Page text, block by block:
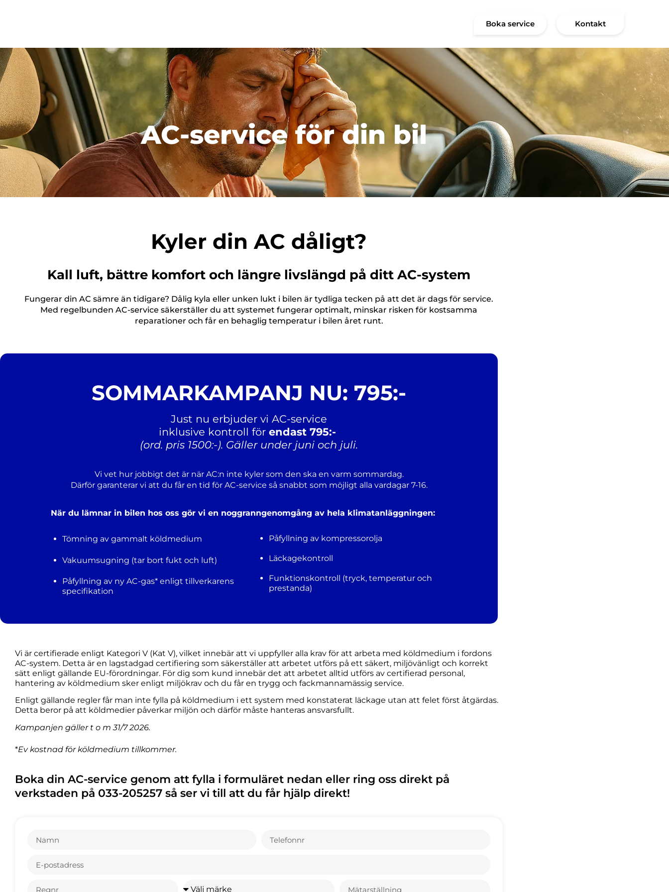
Boka service Kontakt
AC-service för din bil
Kyler din AC dåligt?
Kall luft, bättre komfort och längre livslängd på ditt AC‑system
Fungerar din AC sämre än tidigare? Dålig kyla eller unken lukt i bilen är tydliga tecken på att det är dags för service.
Med regelbunden AC‑service säkerställer du att systemet fungerar optimalt, minskar risken för kostsamma
reparationer och får en behaglig temperatur i bilen året runt.
SOMMARKAMPANJ NU: 795:-
Just nu erbjuder vi AC-service
inklusive kontroll för endast 795:-
(ord. pris 1500:-). Gäller under juni och juli.
Vi vet hur jobbigt det är när AC:n inte kyler som den ska en varm sommardag.
Därför garanterar vi att du får en tid för AC-service så snabbt som möjligt alla vardagar 7-16.
När du lämnar in bilen hos oss gör vi en noggranngenomgång av hela klimatanläggningen:
Tömning av gammalt köldmedium
Vakuumsugning (tar bort fukt och luft)
Påfyllning av ny AC‑gas* enligt tillverkarens
specifikation
Påfyllning av kompressorolja
Läckagekontroll
Funktionskontroll (tryck, temperatur och
prestanda)
Vi är certifierade enligt Kategori V (Kat V), vilket innebär att vi uppfyller alla krav för att arbeta med köldmedium i fordons
AC‑system. Detta är en lagstadgad certifiering som säkerställer att arbetet utförs på ett säkert, miljövänligt och korrekt
sätt enligt gällande EU‑förordningar. För dig som kund innebär det att arbetet alltid utförs av certifierad personal,
hantering av köldmedium sker enligt miljökrav och du får en trygg och fackmannamässig service.
Enligt gällande regler får man inte fylla på köldmedium i ett system med konstaterat läckage utan att felet först åtgärdas.
Detta beror på att köldmedier påverkar miljön och därför måste hanteras ansvarsfullt.
Kampanjen gäller t o m 31/7 2026.
*Ev kostnad för köldmedium tillkommer.
Boka din AC-service genom att fylla i formuläret nedan eller ring oss direkt på
verkstaden på 033-205257 så ser vi till att du får hjälp direkt!